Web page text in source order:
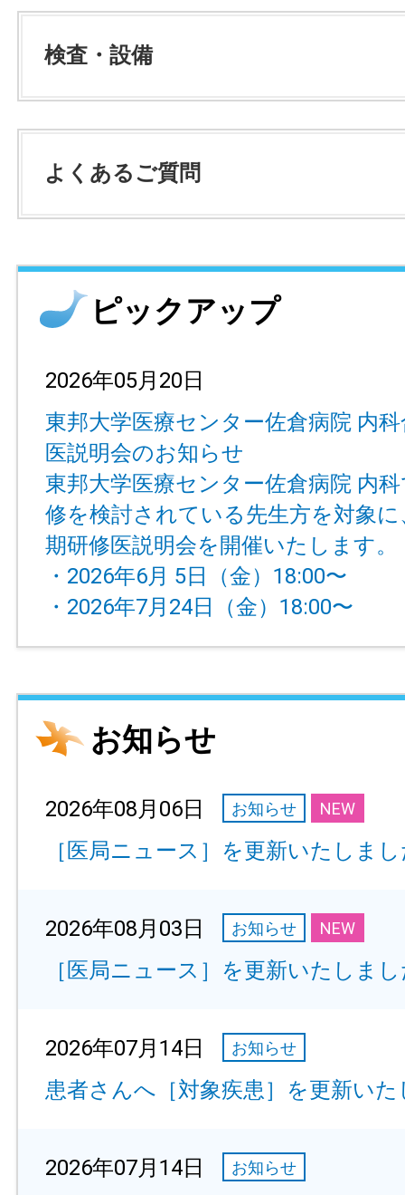
検査・設備
よくあるご質問
ピックアップ
2026年05月20日
東邦大学医療センター佐倉病院 内
医説明会のお知らせ
東邦大学医療センター佐倉病院 内
修を検討されている先生方を対象に
期研修医説明会を開催いたします。
・2026年6月 5日（金）18:00〜
・2026年7月24日（金）18:00〜
お知らせ
2026年08月06日 お知らせ NEW
［医局ニュース］を更新いたしま
2026年08月03日 お知らせ NEW
［医局ニュース］を更新いたしま
2026年07月14日 お知らせ
患者さんへ［対象疾患］を更新い
2026年07月14日 お知らせ